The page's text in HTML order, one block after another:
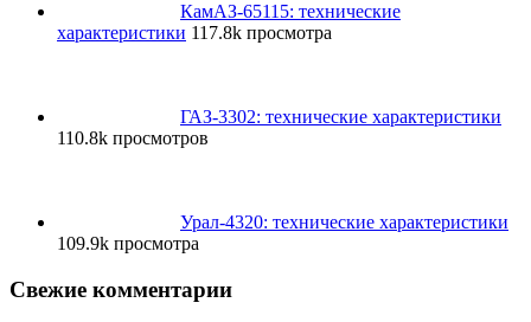
КамАЗ-65115: технические
характеристики 117.8k просмотра
ГАЗ-3302: технические характеристики
110.8k просмотров
Урал-4320: технические характеристики
109.9k просмотра
Свежие комментарии